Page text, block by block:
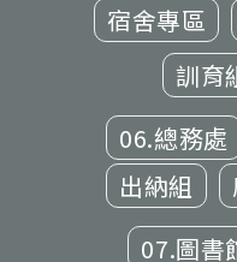
宿舍專區
訓育
06.總務處
出納組
07.圖書